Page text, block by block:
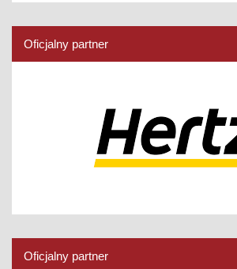
Oficjalny partner
Oficjalny partner